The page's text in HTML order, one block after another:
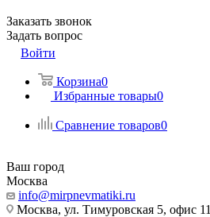
Заказать звонок
Задать вопрос
Войти
Корзина0
Избранные товары0
Сравнение товаров0
Ваш город
Москва
info@mirpnevmatiki.ru
Москва, ул. Тимуровская 5, офис 11